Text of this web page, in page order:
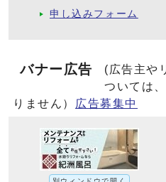
申し込みフォーム
バナー広告
(広告主や
ついては
りません）
広告募集中